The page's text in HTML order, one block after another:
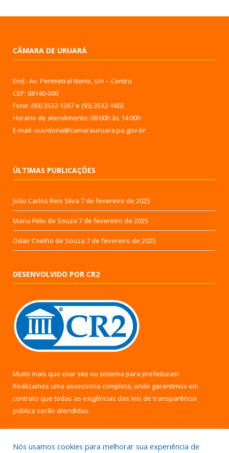
CÂMARA DE URUARÁ
End.: Av. Perimetral Norte, s/n – Centro
CEP: 68140-000
Fone: (93) 3532-1267 e (93) 3532-1602
Horário de atendimento: 08:00h às 14:00h
E-mail: ouvidoria@camarauruara.pa.gov.br
ÚLTIMAS PUBLICAÇÕES
João Carlos Reis Silva 7 de fevereiro de 2025
Maria Felix de Souza 7 de fevereiro de 2025
Odair Coelho de Souza 7 de fevereiro de 2025
DESENVOLVIDO POR CR2
Muito mais que criar site ou sistema para prefeituras!
Realizamos uma assessoria completa, onde garantimos em
contrato que todas as exigências das leis de transparência
pública serão atendidas.
Nós usamos cookies para melhorar sua experiência de